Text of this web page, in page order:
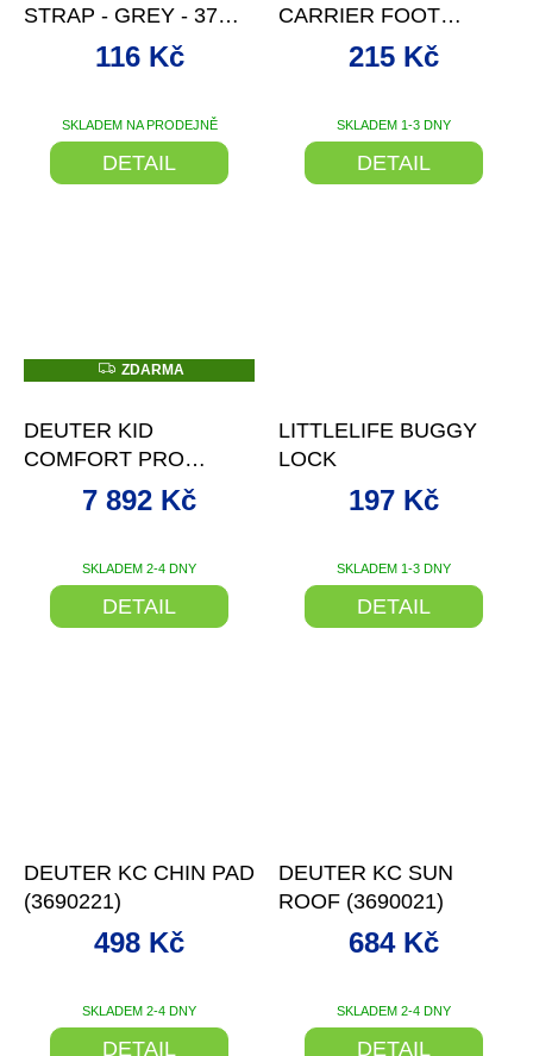
STRAP - GREY - 37
SKLADEM NA PRODEJNĚ
116 Kč
DETAIL
CARRIER FOOT
STIRRUPS
SKLADEM 1-3 DNY
215 Kč
DETAIL
Z
D
M
A
ZDARMA
DEUTER KID
COMFORT PRO
(3620321)
SKLADEM 2-4 DNY
7 892 Kč
DETAIL
LITTLELIFE BUGGY
LOCK
SKLADEM 1-3 DNY
197 Kč
DETAIL
DEUTER KC CHIN PAD
(3690221)
SKLADEM 2-4 DNY
498 Kč
DETAIL
DEUTER KC SUN
ROOF (3690021)
SKLADEM 2-4 DNY
684 Kč
DETAIL